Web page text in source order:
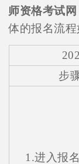
师资格考试网
体的报名流程
步
1.进入报